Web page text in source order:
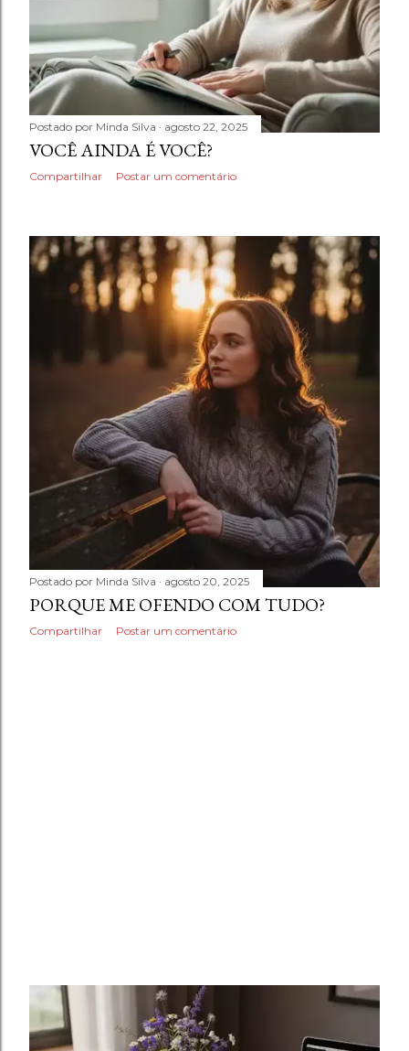
Postado por Minda Silva agosto 22, 2025
VOCÊ AINDA É VOCÊ?
Compartilhar Postar um comentário
Postado por Minda Silva agosto 20, 2025
PORQUE ME OFENDO COM TUDO?
Compartilhar Postar um comentário